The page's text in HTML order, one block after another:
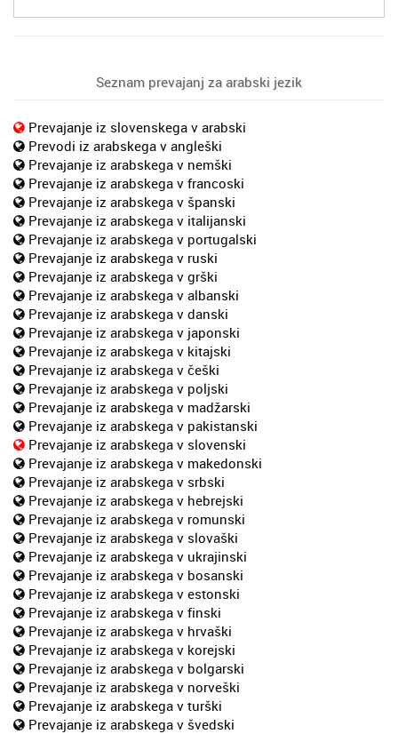
Seznam prevajanj za arabski jezik
Prevajanje iz slovenskega v arabski
Prevodi iz arabskega v angleški
Prevajanje iz arabskega v nemški
Prevajanje iz arabskega v francoski
Prevajanje iz arabskega v španski
Prevajanje iz arabskega v italijanski
Prevajanje iz arabskega v portugalski
Prevajanje iz arabskega v ruski
Prevajanje iz arabskega v grški
Prevajanje iz arabskega v albanski
Prevajanje iz arabskega v danski
Prevajanje iz arabskega v japonski
Prevajanje iz arabskega v kitajski
Prevajanje iz arabskega v češki
Prevajanje iz arabskega v poljski
Prevajanje iz arabskega v madžarski
Prevajanje iz arabskega v pakistanski
Prevajanje iz arabskega v slovenski
Prevajanje iz arabskega v makedonski
Prevajanje iz arabskega v srbski
Prevajanje iz arabskega v hebrejski
Prevajanje iz arabskega v romunski
Prevajanje iz arabskega v slovaški
Prevajanje iz arabskega v ukrajinski
Prevajanje iz arabskega v bosanski
Prevajanje iz arabskega v estonski
Prevajanje iz arabskega v finski
Prevajanje iz arabskega v hrvaški
Prevajanje iz arabskega v korejski
Prevajanje iz arabskega v bolgarski
Prevajanje iz arabskega v norveški
Prevajanje iz arabskega v turški
Prevajanje iz arabskega v švedski